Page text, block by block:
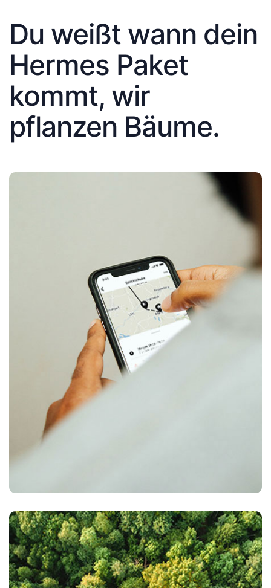
Du weißt wann dein
Hermes Paket
kommt, wir
pflanzen Bäume.